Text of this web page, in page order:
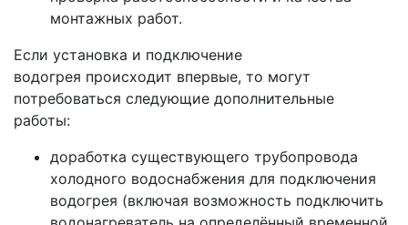
монтажных работ.
Если установка и подключение
водогрея происходит впервые, то могут
потребоваться следующие дополнительные
работы:
доработка существующего трубопровода
холодного водоснабжения для подключения
водогрея (включая возможность подключить